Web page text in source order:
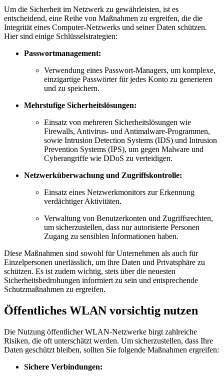
Um die Sicherheit im Netzwerk zu gewährleisten, ist es
entscheidend, eine Reihe von Maßnahmen zu ergreifen, die die
Integrität eines Computer-Netzwerks und seiner Daten schützen.
Hier sind einige Schlüsselstrategien:
Passwortmanagement:
Verwendung eines Passwort-Managers, um komplexe,
einzigartige Passwörter für jedes Konto zu generieren
und zu speichern.
Mehrstufige Sicherheitslösungen:
Einsatz von mehreren Sicherheitslösungen wie
Firewalls, Antivirus- und Antimalware-Programmen,
sowie Intrusion Detection Systems (IDS) und Intrusion
Prevention Systems (IPS), um gegen Malware und
Cyberangriffe wie DDoS zu verteidigen.
Netzwerküberwachung und Zugriffskontrolle:
Einsatz eines Netzwerkmonitors zur Erkennung
verdächtiger Aktivitäten.
Verwaltung von Benutzerkonten und Zugriffsrechten,
um sicherzustellen, dass nur autorisierte Personen
Zugang zu sensiblen Informationen haben.
Diese Maßnahmen sind sowohl für Unternehmen als auch für
Einzelpersonen unerlässlich, um ihre Daten und Privatsphäre zu
schützen. Es ist zudem wichtig, stets über die neuesten
Sicherheitsbedrohungen informiert zu sein und entsprechende
Schutzmaßnahmen zu ergreifen.
Öffentliches WLAN vorsichtig nutzen
Die Nutzung öffentlicher WLAN-Netzwerke birgt zahlreiche
Risiken, die oft unterschätzt werden. Um sicherzustellen, dass Ihre
Daten geschützt bleiben, sollten Sie folgende Maßnahmen ergreifen:
Sichere Verbindungen: